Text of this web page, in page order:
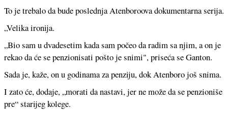
To je trebalo da bude poslednja Atenboroova dokumentarna serija.
„Velika ironija.
„Bio sam u dvadesetim kada sam počeo da radim sa njim, a on je
rekao da će se penzionisati pošto je snimi", priseća se Ganton.
Sada je, kaže, on u godinama za penziju, dok Atenboro još snima.
I zato će, dodaje, „morati da nastavi, jer ne može da se penzioniše
pre“ starijeg kolege.